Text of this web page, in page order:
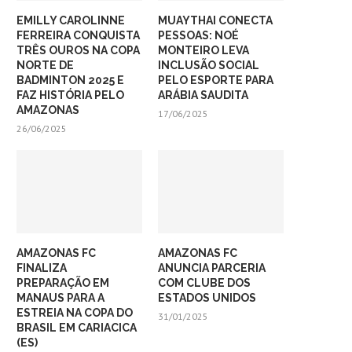
EMILLY CAROLINNE
FERREIRA CONQUISTA
TRÊS OUROS NA COPA
NORTE DE
BADMINTON 2025 E
FAZ HISTÓRIA PELO
AMAZONAS
26/06/2025
MUAYTHAI CONECTA
PESSOAS: NOÉ
MONTEIRO LEVA
INCLUSÃO SOCIAL
PELO ESPORTE PARA
ARÁBIA SAUDITA
17/06/2025
AMAZONAS FC
FINALIZA
PREPARAÇÃO EM
MANAUS PARA A
ESTREIA NA COPA DO
BRASIL EM CARIACICA
(ES)
AMAZONAS FC
ANUNCIA PARCERIA
COM CLUBE DOS
ESTADOS UNIDOS
31/01/2025